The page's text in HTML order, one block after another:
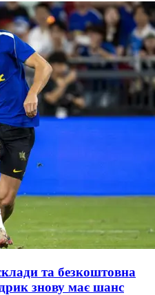
та безкоштовна
знову має шанс